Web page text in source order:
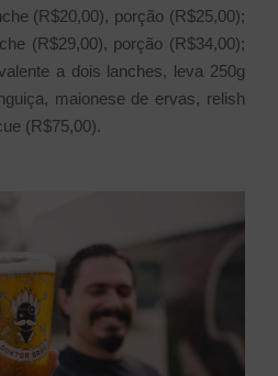
(R$20,00), porção (R$25,00);
(R$29,00), porção (R$34,00);
a dois lanches, leva 250g
maionese de ervas, relish
(R$75,00).